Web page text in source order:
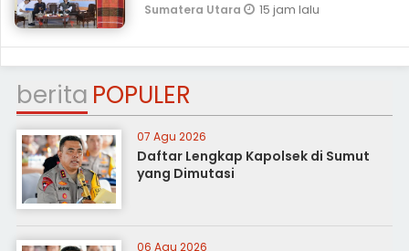
Sumatera Utara 15 jam lalu
berita POPULER
07 Agu 2026
Daftar Lengkap Kapolsek di Sumut
yang Dimutasi
06 Agu 2026